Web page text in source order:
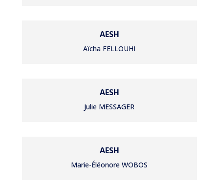
AESH
Aïcha FELLOUHI
AESH
Julie MESSAGER
AESH
Marie-Éléonore WOBOS